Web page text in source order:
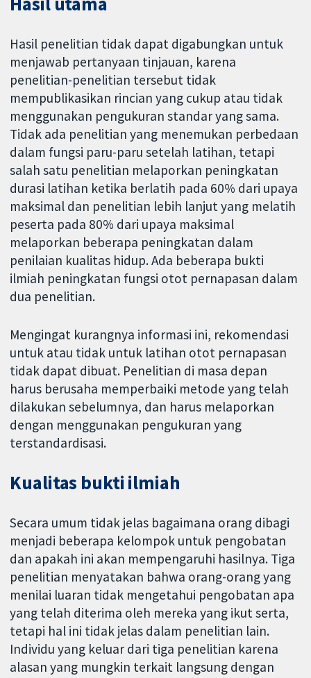
Hasil penelitian tidak dapat digabungkan untuk
menjawab pertanyaan tinjauan, karena
penelitian-penelitian tersebut tidak
mempublikasikan rincian yang cukup atau tidak
menggunakan pengukuran standar yang sama.
Tidak ada penelitian yang menemukan perbedaan
dalam fungsi paru-paru setelah latihan, tetapi
salah satu penelitian melaporkan peningkatan
durasi latihan ketika berlatih pada 60% dari upaya
maksimal dan penelitian lebih lanjut yang melatih
peserta pada 80% dari upaya maksimal
melaporkan beberapa peningkatan dalam
penilaian kualitas hidup. Ada beberapa bukti
ilmiah peningkatan fungsi otot pernapasan dalam
dua penelitian.
Mengingat kurangnya informasi ini, rekomendasi
untuk atau tidak untuk latihan otot pernapasan
tidak dapat dibuat. Penelitian di masa depan
harus berusaha memperbaiki metode yang telah
dilakukan sebelumnya, dan harus melaporkan
dengan menggunakan pengukuran yang
terstandardisasi.
Kualitas bukti ilmiah
Secara umum tidak jelas bagaimana orang dibagi
menjadi beberapa kelompok untuk pengobatan
dan apakah ini akan mempengaruhi hasilnya. Tiga
penelitian menyatakan bahwa orang-orang yang
menilai luaran tidak mengetahui pengobatan apa
yang telah diterima oleh mereka yang ikut serta,
tetapi hal ini tidak jelas dalam penelitian lain.
Individu yang keluar dari tiga penelitian karena
alasan yang mungkin terkait langsung dengan